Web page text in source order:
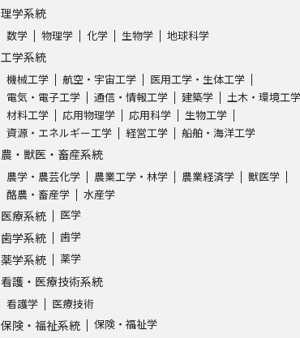
理学系統
数学 物理学 化学 生物学 地球科学
工学系統
機械工学 航空・宇宙工学
医用工学・生体工学
電気・電子工学
通信・情報工学 建築学
土木・環境工学
材料工学
応用物理学 応用科学
生物工学
資源・エネルギー工学
経営工学 船舶・海洋工学
農・獣医・畜産系統
農学・農芸化学 農業工学・林学 農業経済学
獣医学
酪農・畜産学
水産学
医療系統 医学
歯学系統 歯学
薬学系統 薬学
看護・医療技術系統
看護学 医療技術
保険・福祉系統 保険・福祉学